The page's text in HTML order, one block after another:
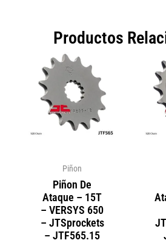
Productos
Piñon
Piñon De
Ataque – 15T
– VERSYS 650
– JTSprockets
– JTF565.15